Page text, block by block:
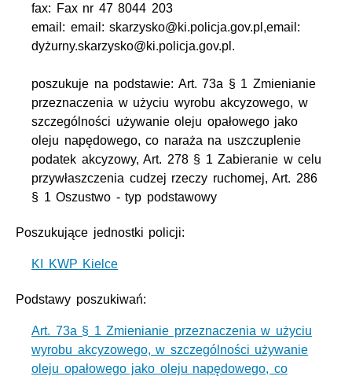
fax: Fax nr 47 8044 203
email: email: skarzysko@ki.policja.gov.pl,email:
dyżurny.skarzysko@ki.policja.gov.pl.
poszukuje na podstawie: Art. 73a § 1 Zmienianie
przeznaczenia w użyciu wyrobu akcyzowego, w
szczególności używanie oleju opałowego jako
oleju napędowego, co naraża na uszczuplenie
podatek akcyzowy, Art. 278 § 1 Zabieranie w celu
przywłaszczenia cudzej rzeczy ruchomej, Art. 286
§ 1 Oszustwo - typ podstawowy
Poszukujące jednostki policji:
KI KWP Kielce
Podstawy poszukiwań:
Art. 73a § 1 Zmienianie przeznaczenia w użyciu
wyrobu akcyzowego, w szczególności używanie
oleju opałowego jako oleju napędowego, co